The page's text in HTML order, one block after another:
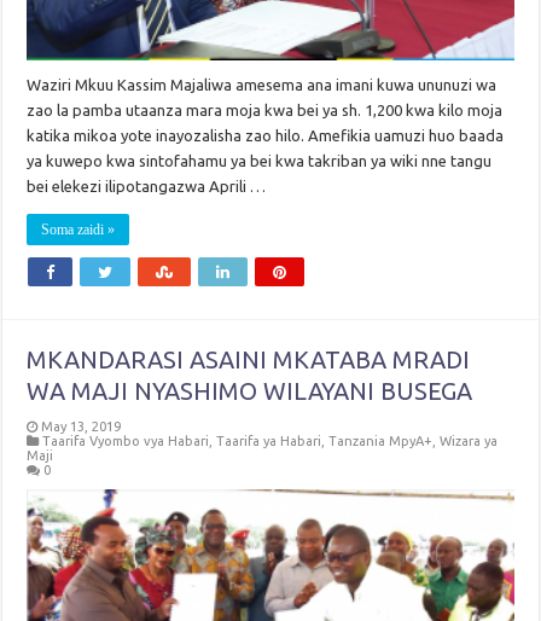
Waziri Mkuu Kassim Majaliwa amesema ana imani kuwa ununuzi wa
zao la pamba utaanza mara moja kwa bei ya sh. 1,200 kwa kilo moja
katika mikoa yote inayozalisha zao hilo. Amefikia uamuzi huo baada
ya kuwepo kwa sintofahamu ya bei kwa takriban ya wiki nne tangu
bei elekezi ilipotangazwa Aprili …
Soma zaidi »
MKANDARASI ASAINI MKATABA MRADI
WA MAJI NYASHIMO WILAYANI BUSEGA
May 13, 2019
Taarifa Vyombo vya Habari,Taarifa ya Habari,Tanzania MpyA+,Wizara ya
Maji
0